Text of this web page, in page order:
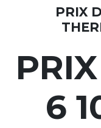
PRIX
6